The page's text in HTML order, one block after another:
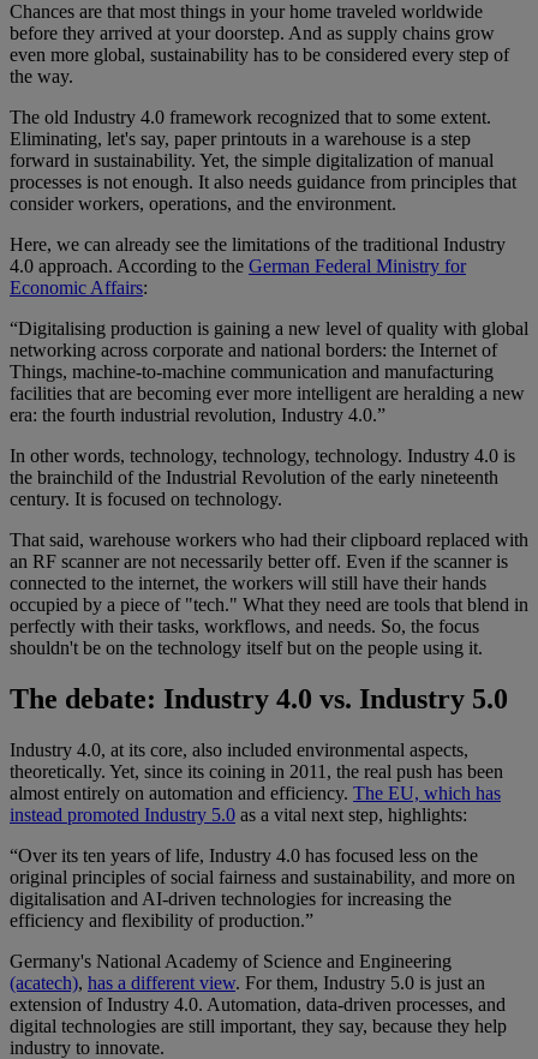
Chances are that most things in your home traveled worldwide
before they arrived at your doorstep. And as supply chains grow
even more global, sustainability has to be considered every step of
the way.
The old Industry 4.0 framework recognized that to some extent.
Eliminating, let's say, paper printouts in a warehouse is a step
forward in sustainability. Yet, the simple digitalization of manual
processes is not enough. It also needs guidance from principles that
consider workers, operations, and the environment.
Here, we can already see the limitations of the traditional Industry
4.0 approach. According to the German Federal Ministry for
Economic Affairs:
“Digitalising production is gaining a new level of quality with global
networking across corporate and national borders: the Internet of
Things, machine-to-machine communication and manufacturing
facilities that are becoming ever more intelligent are heralding a new
era: the fourth industrial revolution, Industry 4.0.”
In other words, technology, technology, technology. Industry 4.0 is
the brainchild of the Industrial Revolution of the early nineteenth
century. It is focused on technology.
That said, warehouse workers who had their clipboard replaced with
an RF scanner are not necessarily better off. Even if the scanner is
connected to the internet, the workers will still have their hands
occupied by a piece of "tech." What they need are tools that blend in
perfectly with their tasks, workflows, and needs. So, the focus
shouldn't be on the technology itself but on the people using it.
The debate: Industry 4.0 vs. Industry 5.0
Industry 4.0, at its core, also included environmental aspects,
theoretically. Yet, since its coining in 2011, the real push has been
almost entirely on automation and efficiency. The EU, which has
instead promoted Industry 5.0 as a vital next step, highlights:
“Over its ten years of life, Industry 4.0 has focused less on the
original principles of social fairness and sustainability, and more on
digitalisation and AI-driven technologies for increasing the
efficiency and flexibility of production.”
Germany's National Academy of Science and Engineering
(acatech), has a different view. For them, Industry 5.0 is just an
extension of Industry 4.0. Automation, data-driven processes, and
digital technologies are still important, they say, because they help
industry to innovate.